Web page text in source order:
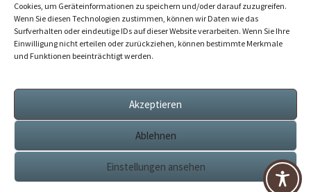
Cookies, um Geräteinformationen zu speichern und/oder darauf zuzugreifen.
Wenn Sie diesen Technologien zustimmen, können wir Daten wie das
Surfverhalten oder eindeutige IDs auf dieser Website verarbeiten. Wenn Sie Ihre
Einwilligung nicht erteilen oder zurückziehen, können bestimmte Merkmale
und Funktionen beeinträchtigt werden.
Akzeptieren
Ablehnen
Einstellungen ansehen
Bistum Eichstätt
Caritas Verband
Nisarg